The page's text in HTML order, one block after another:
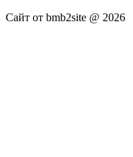
Сайт от bmb2site @ 2026